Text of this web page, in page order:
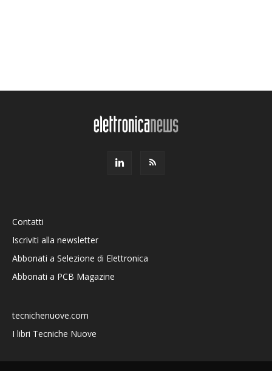
Contatti
Iscriviti alla newsletter
Abbonati a Selezione di Elettronica
Abbonati a PCB Magazine
tecnichenuove.com
I libri Tecniche Nuove